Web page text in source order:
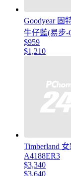
Goodyear 固
牛仔藍(易步-
$959
$1,210
Timberland
A4188ER3
$3,340
$3,640